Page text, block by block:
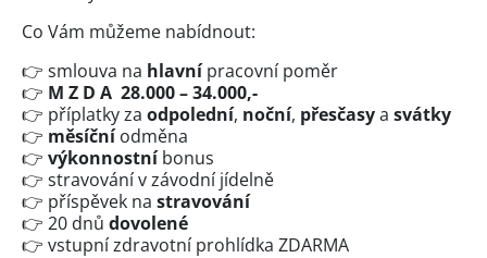
Co Vám můžeme nabídnout:
👉 smlouva na hlavnípracovní poměr
👉 M Z D A 28.000 – 34.000,-
👉 příplatky za odpolední, noční, přesčasya svátky
👉 měsíčníodměna
👉 výkonnostníbonus
👉 stravování v závodní jídelně
👉 příspěvek na stravování
👉 20 dnů dovolené
👉 vstupní zdravotní prohlídka ZDARMA